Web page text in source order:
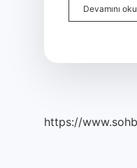
Devamını
https://